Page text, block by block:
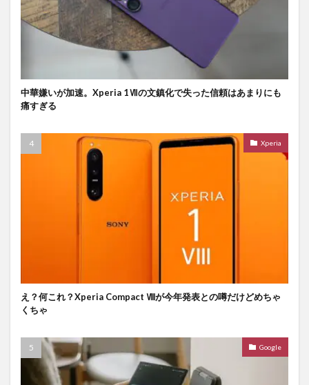
中華嫌いが加速。Xperia 1Ⅶの文鎮化で失った信頼はあまりにも
痛すぎる
Xperia
え？何これ？Xperia Compact Ⅷが今年発表との噂だけどめちゃ
くちゃ
Google